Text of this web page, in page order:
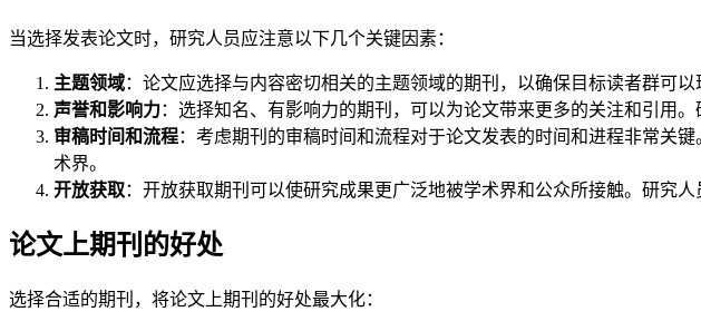
当选择发表论文时，研究人员应注意以下几个关键因素：
主题领域：论文应选择与内容密切相关的主题领域的期刊，以确保目标读者群可
声誉和影响力：选择知名、有影响力的期刊，可以为论文带来更多的关注和引用
审稿时间和流程：考虑期刊的审稿时间和流程对于论文发表的时间和进程非常关
术界。
开放获取：开放获取期刊可以使研究成果更广泛地被学术界和公众所接触。研究
论文上期刊的好处
选择合适的期刊，将论文上期刊的好处最大化：